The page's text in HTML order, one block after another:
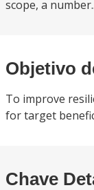
scope, a
Objetivo
To improve
for target
Chave